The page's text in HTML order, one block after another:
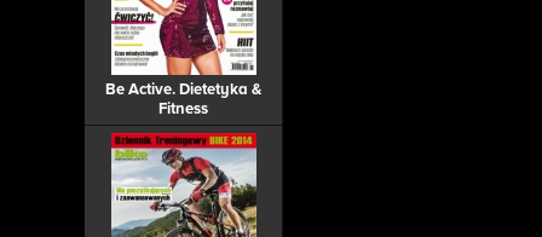
Be Active. Dietetyka &
Fitness